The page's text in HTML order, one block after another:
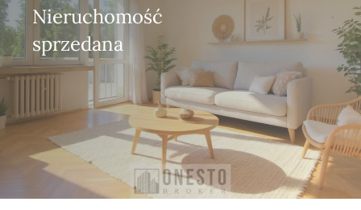
Nieruchomość
sprzedana